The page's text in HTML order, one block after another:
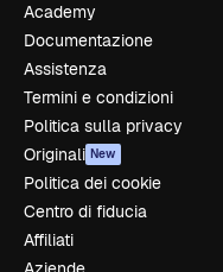
Academy
Documentazione
Assistenza
Termini e condizioni
Politica sulla privacy
Originali New
Politica dei cookie
Centro di fiducia
Affiliati